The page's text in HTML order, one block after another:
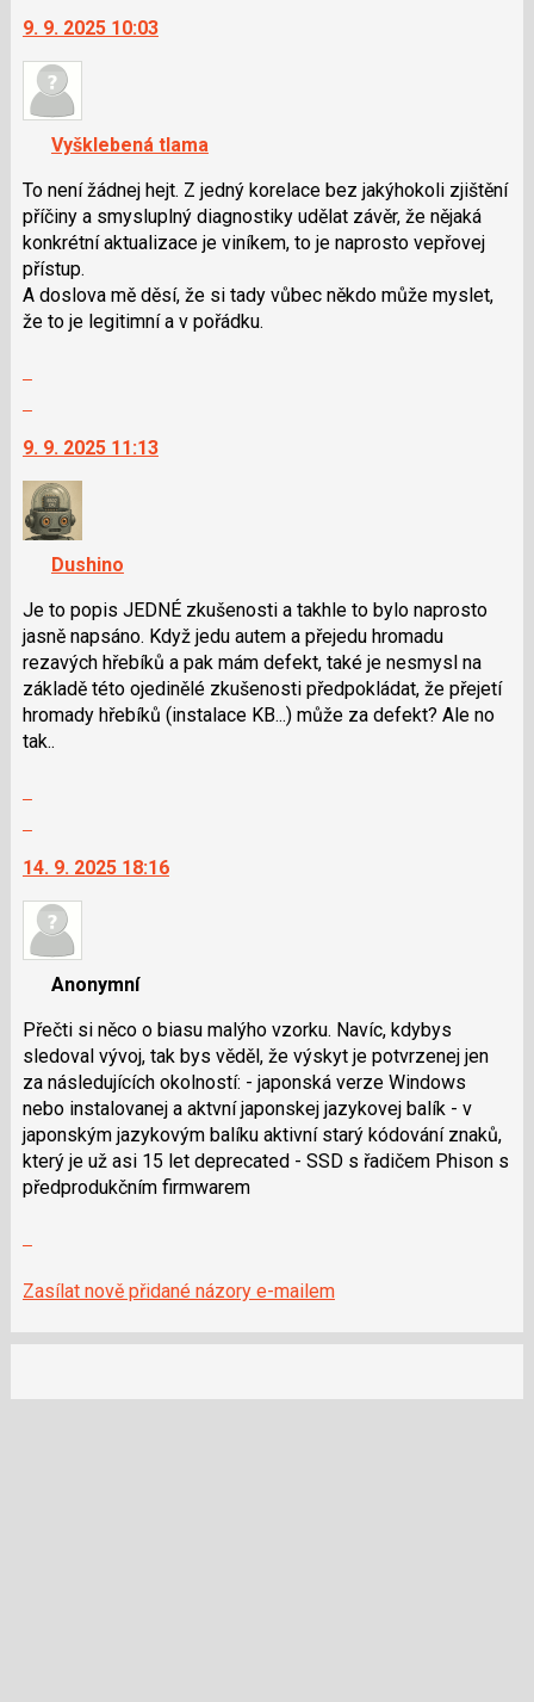
následující
a
P
pro
předchozí
nový
názor
další
nový
názor.
navigaci
lze
použít
i
klávesy
N
pro
následující
nový
názor
9. 9. 2025 10:03
Vyšklebená tlama
To není žádnej hejt. Z jedný korelace bez jakýhokoli zjištění
příčiny a smysluplný diagnostiky udělat závěr, že nějaká
konkrétní aktualizace je viníkem, to je naprosto vepřovej
přístup.
A doslova mě děsí, že si tady vůbec někdo může myslet,
že to je legitimní a v pořádku.
další
nový
názor.
K
navigaci
lze
použít
i
klávesy
N
pro
nový
názor
9. 9. 2025 11:13
Dushino
Je to popis JEDNÉ zkušenosti a takhle to bylo naprosto
jasně napsáno. Když jedu autem a přejedu hromadu
rezavých hřebíků a pak mám defekt, také je nesmysl na
základě této ojedinělé zkušenosti předpokládat, že přejetí
hromady hřebíků (instalace KB...) může za defekt? Ale no
tak..
další
nový
názor.
navigaci
použít
i
klávesy
N
pro
následující
a
nový
14. 9. 2025 18:16
Anonymní
Přečti si něco o biasu malýho vzorku. Navíc, kdybys
sledoval vývoj, tak bys věděl, že výskyt je potvrzenej jen
za následujících okolností: - japonská verze Windows
nebo instalovanej a aktvní japonskej jazykovej balík - v
japonským jazykovým balíku aktivní starý kódování znaků,
který je už asi 15 let deprecated - SSD s řadičem Phison s
předprodukčním firmwarem
vlákno
Zasílat nově přidané názory e-mailem